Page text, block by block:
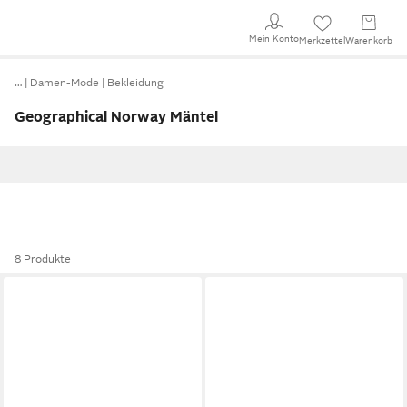
Mein KontoMerkzettel Warenkorb
… Damen-Mode Bekleidung
Geographical Norway Mäntel
8 Produkte